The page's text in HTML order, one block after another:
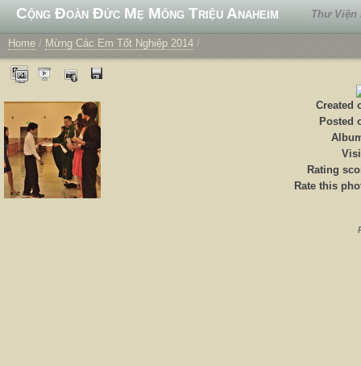
Cộng Đoàn Đức Mẹ Mông Triệu Anaheim Thư Viện
Home / Mừng Các Em Tốt Nghiệp 2014 /
Created
Posted
Rating
Rate this